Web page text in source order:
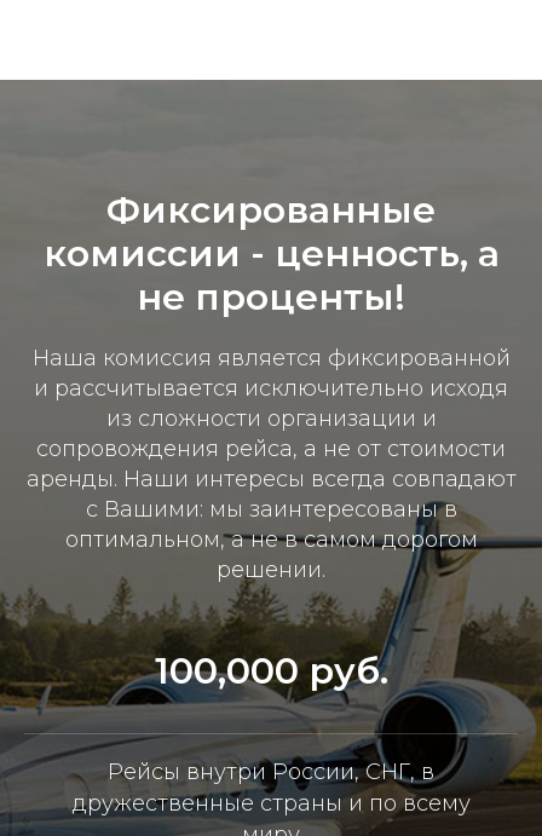
Фиксированные
комиссии - ценность, а
не проценты!
Наша комиссия является фиксированной
и рассчитывается исключительно исходя
из сложности организации и
сопровождения рейса, а не от стоимости
аренды. Наши интересы всегда совпадают
с Вашими: мы заинтересованы в
оптимальном, а не в самом дорогом
решении.
100,000 руб.
Рейсы внутри России, СНГ, в
дружественные страны и по всему